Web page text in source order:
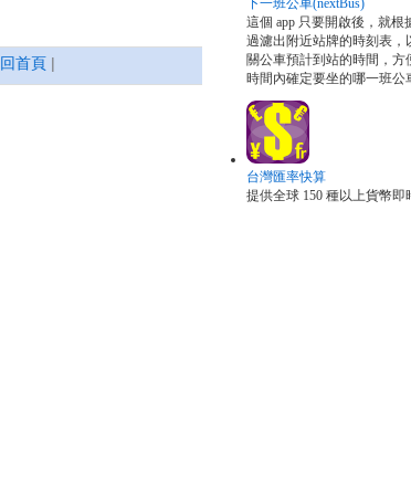
回首頁|
下一班公車(nextBus)
這個 app 只要開啟後，就根
過濾出附近站牌的時刻表，
關公車預計到站的時間，方
時間內確定要坐的哪一班公
台灣匯率快算
提供全球 150 種以上貨幣即